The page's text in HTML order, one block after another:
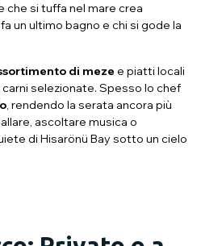
che si tuffa nel mare crea
un ultimo bagno e chi si gode la
di meze e piatti locali
selezionate. Spesso lo chef
, rendendo la serata ancora più
ascoltare musica o
di Hisarönü Bay sotto un cielo